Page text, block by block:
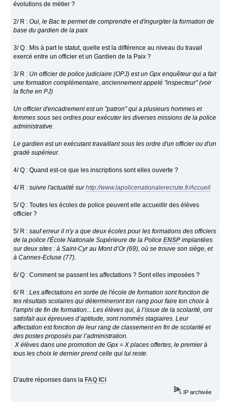
évolutions de métier ?
2/ R :Oui, le Bac te permet de comprendre et d'ingurgiter la formation de
base du gardien de la paix
3/ Q : Mis à part le statut, quelle est la différence au niveau du travail
exercé entre un officier et un Gardien de la Paix ?
3/ R : Un officier de police judiciaire (OPJ) est un Gpx enquêteur qui a fait
une formation complémentaire, anciennement appelé "inspecteur" (voir
la fiche en PJ)
Un officier d'encadrement est un "patron" qui a plusieurs hommes et
femmes sous ses ordres pour exécuter les diverses missions de la police
administrative.
Le gardien est un exécutant travaillant sous les ordre d'un officier ou d'un
gradé supérieur.
4/ Q : Quand est-ce que les inscriptions sont elles ouverte ?
4/ R : suivre l'actualité surhttp://www.lapolicenationalerecrute.fr/Accueil
5/ Q : Toutes les écoles de police peuvent elle accueillir des élèves
officier ?
5/ R :sauf erreur il n'y a que deux écoles pour les formations des officiers
de la police l'École Nationale Supérieure de la Police ENSPimplantées
sur deux sites : à Saint-Cyr au Mont d’Or (69), où se trouve son siège, et
à Cannes-Ecluse (77).
6/ Q : Comment se passent les affectations ? Sont elles imposées ?
6/ R :Les affectations en sortie de l'école de formation sont fonction de
tes résultats scolaires qui détermineront ton rang pour faire ton choix à
l'amphi de fin de formation... Les élèves qui, à l’issue de la scolarité, ont
satisfait aux épreuves d’aptitude, sont nommés stagiaires. Leur
affectation est fonction de leur rang de classement en fin de scolarité et
des postes proposés par l’administration.
X élèves dans une promotion de Gpx = X places offertes, le premier à
tous les choix le dernier prend celle qui lui reste.
D'autre réponses dans la FAQ ICI
IP archivée